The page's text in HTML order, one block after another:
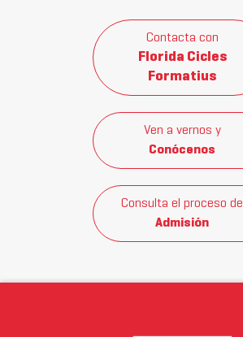
Contacta con
Florida Cicles
Formatius
Ven a vernos y
Conócenos
Consulta el proceso de
Admisión